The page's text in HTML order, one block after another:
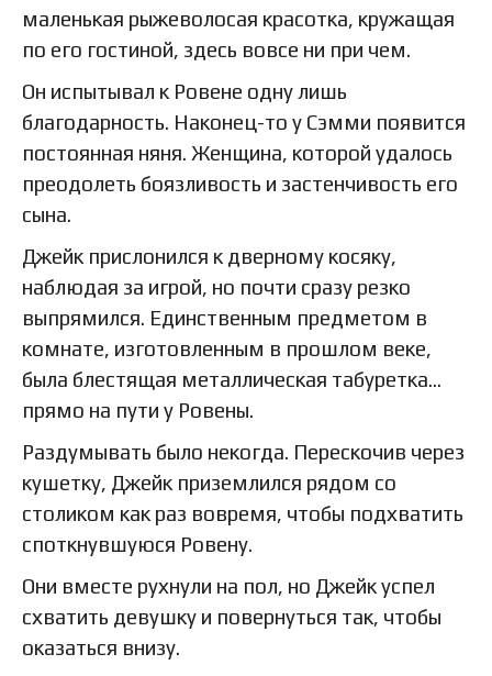
маленькая рыжеволосая красотка, кружащая
по его гостиной, здесь вовсе ни при чем.
Он испытывал к Ровене одну лишь
благодарность. Наконец-то у Сэмми появится
постоянная няня. Женщина, которой удалось
преодолеть боязливость и застенчивость его
сына.
Джейк прислонился к дверному косяку,
наблюдая за игрой, но почти сразу резко
выпрямился. Единственным предметом в
комнате, изготовленным в прошлом веке,
была блестящая металлическая табуретка…
прямо на пути у Ровены.
Раздумывать было некогда. Перескочив через
кушетку, Джейк приземлился рядом со
столиком как раз вовремя, чтобы подхватить
споткнувшуюся Ровену.
Они вместе рухнули на пол, но Джейк успел
схватить девушку и повернуться так, чтобы
оказаться внизу.